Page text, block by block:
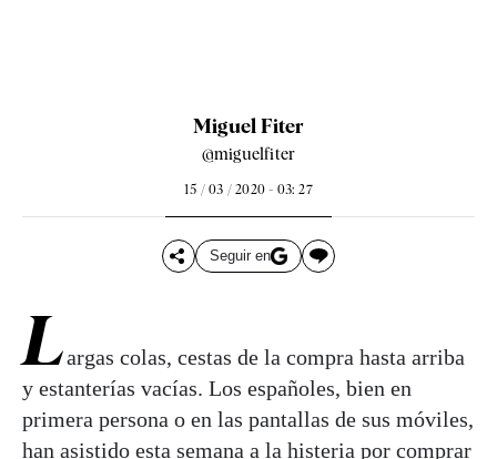
Miguel Fiter
@miguelfiter
15 / 03 / 2020 - 03: 27
Seguir en
Largas colas, cestas de la compra hasta arriba
y estanterías vacías. Los españoles, bien en
primera persona o en las pantallas de sus móviles,
han asistido esta semana a la histeria por comprar